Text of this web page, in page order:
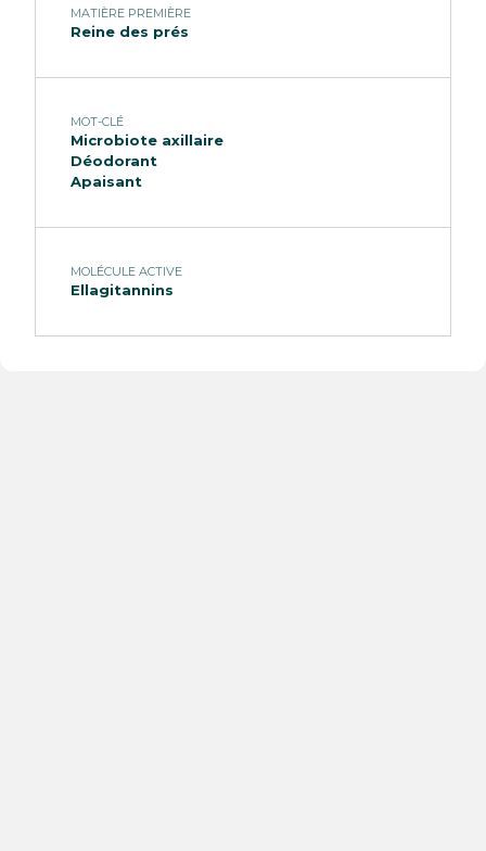
MATIÈRE PREMIÈRE
Reine des prés
MOT-CLÉ
Microbiote axillaire
Déodorant
Apaisant
MOLÉCULE ACTIVE
Ellagitannins